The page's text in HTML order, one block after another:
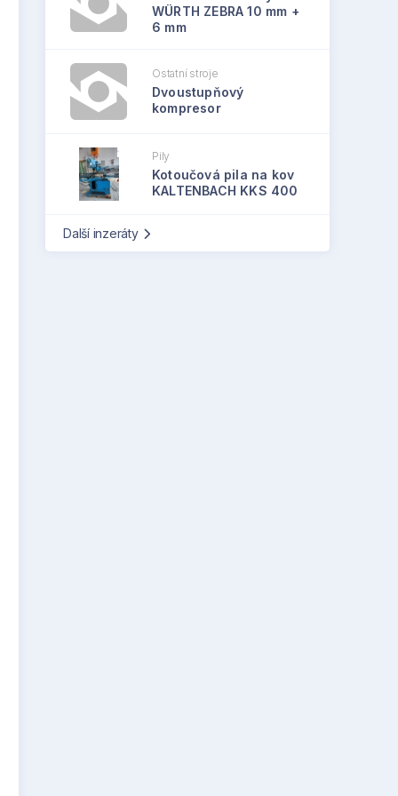
WÜRTH ZEBRA 10 mm +
6 mm
Ostatní stroje
Dvoustupňový
kompresor
Pily
Kotoučová pila na kov
KALTENBACH KKS 400
Další inzeráty